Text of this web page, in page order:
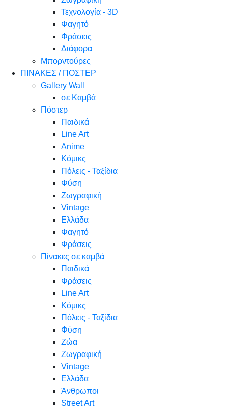
Τεχνολογία - 3D
Φαγητό
Φράσεις
Διάφορα
Μπορντούρες
ΠΙΝΑΚΕΣ / ΠΟΣΤΕΡ
Gallery Wall
σε Καμβά
Πόστερ
Παιδικά
Line Art
Anime
Κόμικς
Πόλεις - Ταξίδια
Φύση
Ζωγραφική
Vintage
Ελλάδα
Φαγητό
Φράσεις
Πίνακες σε καμβά
Παιδικά
Φράσεις
Line Art
Κόμικς
Πόλεις - Ταξίδια
Φύση
Ζώα
Ζωγραφική
Vintage
Ελλάδα
Άνθρωποι
Street Art